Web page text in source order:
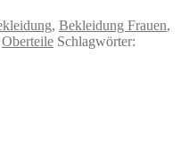
, Bekleidung Frauen,
Oberteile Schlagwörter: